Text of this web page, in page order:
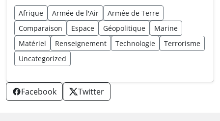
Afrique Armée de l'Air
Armée de Terre
Comparaison
Espace Géopolitique
Marine
Matériel
Renseignement Technologie
Terrorisme
Uncategorized
Facebook Twitter